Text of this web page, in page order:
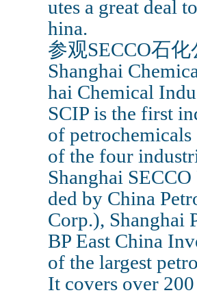
utes a great deal
hina.
参观SECCO石
Shanghai
hai Chemical
SCIP is the first
of petrochemicals
of the four
Shanghai
ded by China
Corp.), Shanghai
BP East China
of the largest
It covers over